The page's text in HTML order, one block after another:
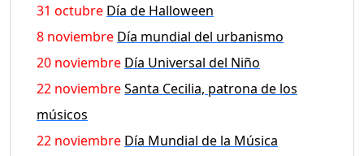
31 octubre Día de Halloween
8 noviembre Día mundial del urbanismo
20 noviembre Día Universal del Niño
22 noviembreSanta Cecilia, patrona de los
músicos
22 noviembre Día Mundial de la Música